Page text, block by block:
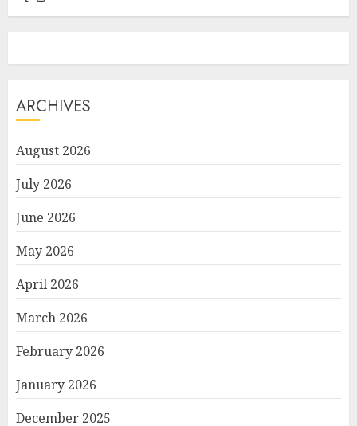
ARCHIVES
August 2026
July 2026
June 2026
May 2026
April 2026
March 2026
February 2026
January 2026
December 2025